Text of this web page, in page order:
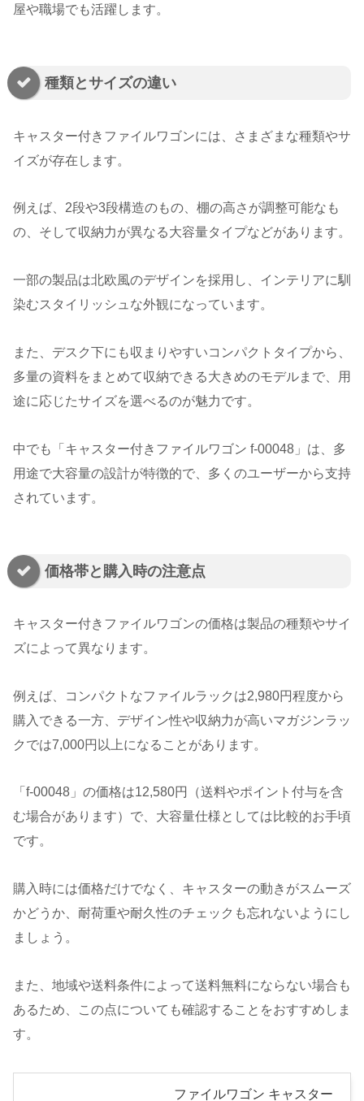
屋や職場でも活躍します。
種類とサイズの違い
キャスター付きファイルワゴンには、さまざまな種類やサ
イズが存在します。
例えば、2段や3段構造のもの、棚の高さが調整可能なも
の、そして収納力が異なる大容量タイプなどがあります。
一部の製品は北欧風のデザインを採用し、インテリアに馴
染むスタイリッシュな外観になっています。
また、デスク下にも収まりやすいコンパクトタイプから、
多量の資料をまとめて収納できる大きめのモデルまで、用
途に応じたサイズを選べるのが魅力です。
中でも「キャスター付きファイルワゴン f-00048」は、多
用途で大容量の設計が特徴的で、多くのユーザーから支持
されています。
価格帯と購入時の注意点
キャスター付きファイルワゴンの価格は製品の種類やサイ
ズによって異なります。
例えば、コンパクトなファイルラックは2,980円程度から
購入できる一方、デザイン性や収納力が高いマガジンラッ
クでは7,000円以上になることがあります。
「f-00048」の価格は12,580円（送料やポイント付与を含
む場合があります）で、大容量仕様としては比較的お手頃
です。
購入時には価格だけでなく、キャスターの動きがスムーズ
かどうか、耐荷重や耐久性のチェックも忘れないようにし
ましょう。
また、地域や送料条件によって送料無料にならない場合も
あるため、この点についても確認することをおすすめしま
す。
ファイルワゴン キャスター